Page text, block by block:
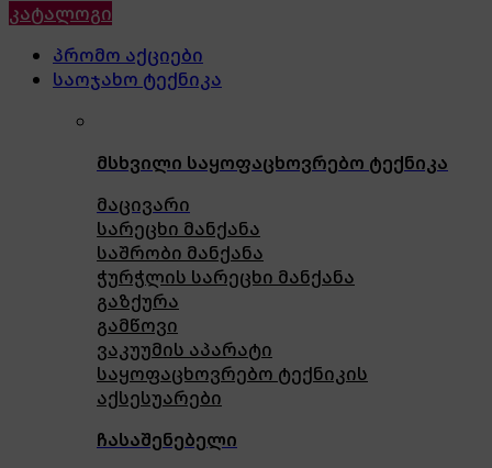
კატალოგი
პრომო აქციები
საოჯახო ტექნიკა
მსხვილი საყოფაცხოვრებო ტექნიკა
მაცივარი
სარეცხი მანქანა
საშრობი მანქანა
ჭურჭლის სარეცხი მანქანა
გაზქურა
გამწოვი
ვაკუუმის აპარატი
საყოფაცხოვრებო ტექნიკის
აქსესუარები
ჩასაშენებელი